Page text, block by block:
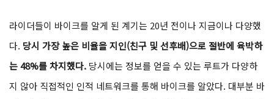
라이더들이 바이크를 알게 된 계기는 20년 전이나 지금이나 다양했
다. 당시 가장 높은 비율을 지인(친구 및 선후배)으로 절반에 육박하
는 48%를 차지했다. 당시에는 정보를 얻을 수 있는 루트가 다양하
지 않아 직접적인 인적 네트워크를 통해 바이크를 알았다. 대부분 바